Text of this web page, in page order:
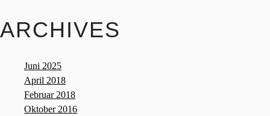
ARCHIVES
Juni 2025
April 2018
Februar 2018
Oktober 2016